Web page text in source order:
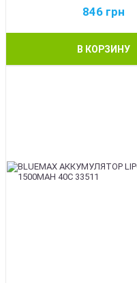
846 грн
В КОРЗИНУ